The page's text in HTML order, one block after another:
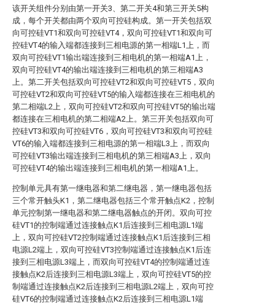
该开关组件分别由第一开关3、第二开关4和第三开关5构
成，每个开关都由两个双向可控硅构成。第一开关包括双
向可控硅VT1和双向可控硅VT4，双向可控硅VT1和双向可
控硅VT4的输入端都连接到三相电源的第一相端L1上，而
双向可控硅VT1输出端连接到三相电机的第一相端A1上，
双向可控硅VT4的输出端连接到三相电机的第三相端A3
上。第二开关包括双向可控硅VT2和双向可控硅VT5，双向
可控硅VT2和双向可控硅VT5的输入端都连接在三相电机的
第二相端L2上，双向可控硅VT2和双向可控硅VT5的输出端
都连接在三相电机的第二相端A2上。第三开关包括双向可
控硅VT3和双向可控硅VT6，双向可控硅VT3和双向可控硅
VT6的输入端都连接到三相电源的第一相端L3上，而双向
可控硅VT3输出端连接到三相电机的第三相端A3上，双向
可控硅VT4的输出端连接到三相电机的第一相端A1上。
控制单元具有第一继电器和第二继电器，第一继电器包括
三个常开触头K1，第二继电器包括三个常开触点K2，控制
单元控制第一继电器和第二继电器触点的开闭。双向可控
硅VT1的控制端通过连接触点K1后连接到三相电源L1端
上，双向可控硅VT2控制端通过连接触点K1后连接到三相
电源L2端上，双向可控硅VT3控制端通过连接触点K1后连
接到三相电源L3端上，而双向可控硅VT4的控制端通过连
接触点K2后连接到三相电源L3端上，双向可控硅VT5的控
制端通过连接触点K2后连接到三相电源L2端上，双向可控
硅VT6的控制端通过连接触点K2后连接到三相电源L1端